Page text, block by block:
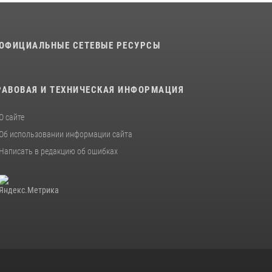
31 июля 2026, 12:08 5
СЕТЕВЫЕ РЕСУРСЫ
И ТЕХНИЧЕСКАЯ ИНФОРМАЦИЯ
О сайте
Об использовании информации сайта
Написать в редакцию об ошибках